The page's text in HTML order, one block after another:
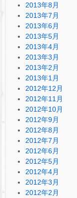
2013年8月
2013年7月
2013年6月
2013年5月
2013年4月
2013年3月
2013年2月
2013年1月
2012年12月
2012年11月
2012年10月
2012年9月
2012年8月
2012年7月
2012年6月
2012年5月
2012年4月
2012年3月
2012年2月